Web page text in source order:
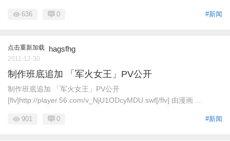
#新闻
636 0
点击重新加载 hagsfhg
2011-12-30
制作班底追加 「军火女王」PV公开
制作班底追加 「军火女王」PV公开
[flv]http://player.56.com/v_NjU1ODcyMDU.swf[/flv] 由漫画 ...
#新闻
901 0